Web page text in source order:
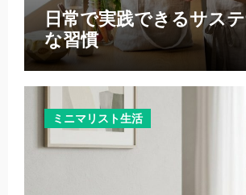
日常で実践できるサス
な習慣
ミニマリスト生活